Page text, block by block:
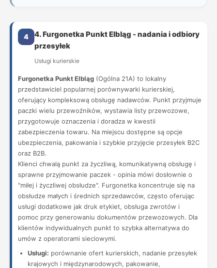
4
4. Furgonetka Punkt Elbląg - nadania i odbiory
przesyłek
Usługi kurierskie
Furgonetka Punkt Elbląg (Ogólna 21A) to lokalny
przedstawiciel popularnej porównywarki kurierskiej,
oferujący kompleksową obsługę nadawców. Punkt przyjmuje
paczki wielu przewoźników, wystawia listy przewozowe,
przygotowuje oznaczenia i doradza w kwestii
zabezpieczenia towaru. Na miejscu dostępne są opcje
ubezpieczenia, pakowania i szybkie przyjęcie przesyłek B2C
oraz B2B.
Klienci chwalą punkt za życzliwą, komunikatywną obsługę i
sprawne przyjmowanie paczek - opinia mówi dosłownie o
"miłej i życzliwej obsłudze". Furgonetka koncentruje się na
obsłudze małych i średnich sprzedawców, często oferując
usługi dodatkowe jak druk etykiet, obsługa zwrotów i
pomoc przy generowaniu dokumentów przewozowych. Dla
klientów indywidualnych punkt to szybka alternatywa do
umów z operatorami sieciowymi.
Usługi: porównanie ofert kurierskich, nadanie przesyłek
krajowych i międzynarodowych, pakowanie,